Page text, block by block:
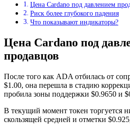
Цена Cardano под давлением
Риск более глубокого падения
Что показывают индикаторы?
Цена Cardano под
продавцов
После того как ADA отбилась от
$1.00, она перешла в стадию
пробила зоны поддержки $0.9650 и
В текущий момент токен торгуется
скользящей средней и отметки